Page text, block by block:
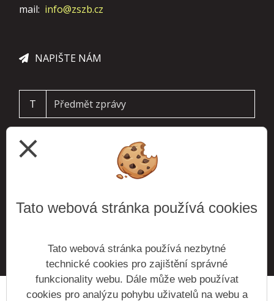
mail: info@zszb.cz
NAPIŠTE NÁM
T
ODESLAT
Prohlášení o přístupnosti Mapa webu Cookies
close
Tato webová stránka používá cookies
Tato webová stránka používá nezbytné
technické cookies pro zajištění správné
funkcionality webu. Dále může web používat
cookies pro analýzu pohybu uživatelů na webu a